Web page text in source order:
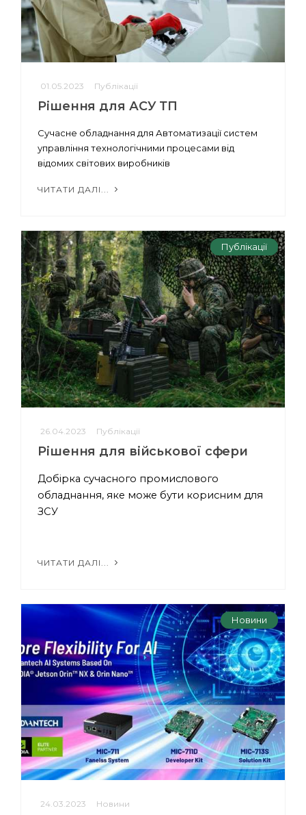
01.05.2023 Публікації
Рішення для АСУ ТП
Сучасне обладнання для Автоматизації систем
управління технологічними процесами від
відомих світових виробників
ЧИТАТИ ДАЛІ...
Публікації
26.04.2023 Публікації
Рішення для військової сфери
Добірка сучасного промислового
обладнання, яке може бути корисним для
ЗСУ
ЧИТАТИ ДАЛІ...
Новини
24.03.2023 Новини